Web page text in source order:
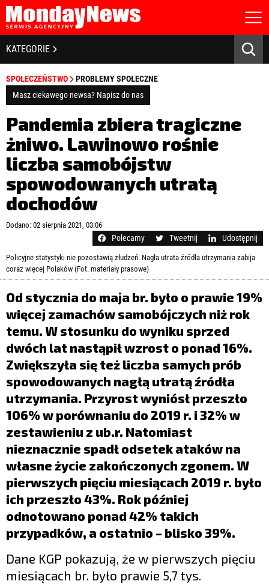
STRONA GŁÓWNA
O NAS
POLITYKA PRYWATNOŚCI
REGULAMIN
LICENCJA
REJESTRACJA
KONTAKT
Zapamiętaj mnie
zaloguj się
KATEGORIE
BIZNES I GOSPODARKA
BANKOWOŚĆ I FINANSE
NOWE TECHNOLOGIE
SPOŁECZEŃSTWO
EDUKACJA
MEDIA
LIFESTYLE
OPINIE I KOMENTARZE
SPOŁECZEŃSTWO
PROBLEMY SPOŁECZNE
Masz ciekawego newsa? Napisz do nas
Pandemia zbiera tragiczne
żniwo. Lawinowo rośnie
liczba samobójstw
spowodowanych utratą
dochodów
Dodano: 02 sierpnia 2021, 03:06
Polecamy Tweetnij Udostępnij
Policyjne statystyki nie pozostawią złudzeń. Nagła utrata źródła utrzymania zabija
coraz więcej Polaków (Fot. materiały prasowe)
Od stycznia do maja br. było o prawie 19%
więcej zamachów samobójczych niż rok
temu. W stosunku do wyniku sprzed
dwóch lat nastąpił wzrost o ponad 16%.
Zwiększyła się też liczba samych prób
spowodowanych nagłą utratą źródła
utrzymania. Przyrost wyniósł przeszło
106% w porównaniu do 2019 r. i 32% w
zestawieniu z ub.r. Natomiast
nieznacznie spadł odsetek ataków na
własne życie zakończonych zgonem. W
pierwszych pięciu miesiącach 2019 r. było
ich przeszło 43%. Rok później
odnotowano ponad 42% takich
przypadków, a ostatnio – blisko 39%.
Dane KGP pokazują, że w pierwszych pięciu
miesiącach br. było prawie 5,7 tys.